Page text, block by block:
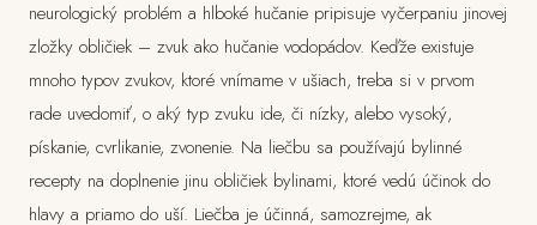
neurologický problém a hlboké hučanie pripisuje vyčerpaniu jinovej
zložky obličiek – zvuk ako hučanie vodopádov. Keďže existuje
mnoho typov zvukov, ktoré vnímame v ušiach, treba si v prvom
rade uvedomiť, o aký typ zvuku ide, či nízky, alebo vysoký,
pískanie, cvrlikanie, zvonenie. Na liečbu sa používajú bylinné
recepty na doplnenie jinu obličiek bylinami, ktoré vedú účinok do
hlavy a priamo do uší. Liečba je účinná, samozrejme, ak